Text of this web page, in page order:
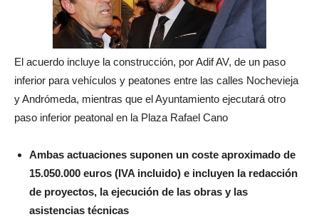
El acuerdo incluye la construcción, por Adif AV, de un paso
inferior para vehículos y peatones entre las calles Nochevieja
y Andrómeda, mientras que el Ayuntamiento ejecutará otro
paso inferior peatonal en la Plaza Rafael Cano
Ambas actuaciones suponen un coste aproximado de
15.050.000 euros (IVA incluido) e incluyen la redacción
de proyectos, la ejecución de las obras y las
asistencias técnicas